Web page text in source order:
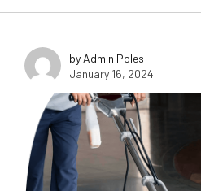
by Admin Poles
January 16, 2024